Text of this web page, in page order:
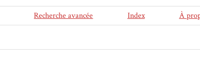
Recherche avancée Index À